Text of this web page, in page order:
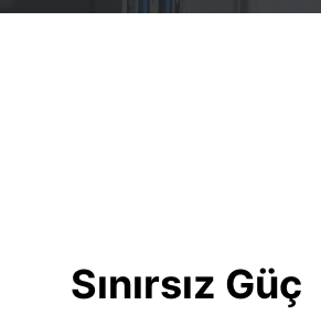
Sınırsız Güç